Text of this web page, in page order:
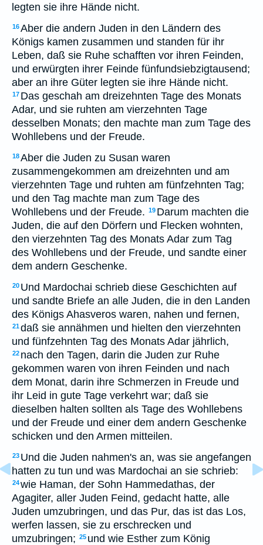
legten sie ihre Hände nicht.
16Aber die andern Juden in den Ländern des
Königs kamen zusammen und standen für ihr
Leben, daß sie Ruhe schafften vor ihren Feinden,
und erwürgten ihrer Feinde fünfundsiebzigtausend;
aber an ihre Güter legten sie ihre Hände nicht.
17 Das geschah am dreizehnten Tage des Monats
Adar, und sie ruhten am vierzehnten Tage
desselben Monats; den machte man zum Tage des
Wohllebens und der Freude.
18Aber die Juden zu Susan waren
zusammengekommen am dreizehnten und am
vierzehnten Tage und ruhten am fünfzehnten Tag;
und den Tag machte man zum Tage des
Wohllebens und der Freude. 19 Darum machten die
Juden, die auf den Dörfern und Flecken wohnten,
den vierzehnten Tag des Monats Adar zum Tag
des Wohllebens und der Freude, und sandte einer
dem andern Geschenke.
20 Und Mardochai schrieb diese Geschichten auf
und sandte Briefe an alle Juden, die in den Landen
des Königs Ahasveros waren, nahen und fernen,
21daß sie annähmen und hielten den vierzehnten
und fünfzehnten Tag des Monats Adar jährlich,
22 nach den Tagen, darin die Juden zur Ruhe
gekommen waren von ihren Feinden und nach
dem Monat, darin ihre Schmerzen in Freude und
ihr Leid in gute Tage verkehrt war; daß sie
dieselben halten sollten als Tage des Wohllebens
und der Freude und einer dem andern Geschenke
schicken und den Armen mitteilen.
23 Und die Juden nahmen's an, was sie angefangen
hatten zu tun und was Mardochai an sie schrieb:
24wie Haman, der Sohn Hammedathas, der
Agagiter, aller Juden Feind, gedacht hatte, alle
Juden umzubringen, und das Pur, das ist das Los,
werfen lassen, sie zu erschrecken und
umzubringen; 25 und wie Esther zum König